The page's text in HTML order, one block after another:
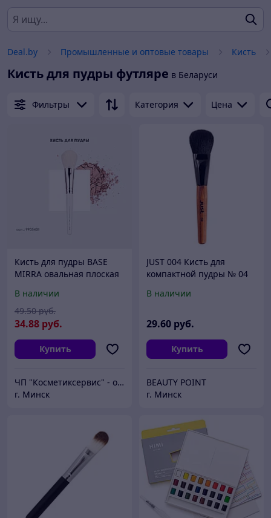
Deal.by Промышленные и оптовые товары Кисть
Кисть для пудры футляре в Беларуси
Фильтры Категория Цена
Кисть для пудры BASE
MIRRA овальная плоская
В наличии
34.88 руб.
49.50 руб.
Купить
ЧП "Косметиксервис" - официальный дистрибьютор косметики MIRRA в Беларуси
г. Минск
JUST 004 Кисть для
компактной пудры № 04
В наличии
29.60 руб.
Купить
BEAUTY POINT
г. Минск